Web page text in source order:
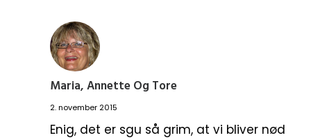
Maria, Annette Og Tore
2. november 2015
Enig, det er sgu så grim, at vi bliver nød